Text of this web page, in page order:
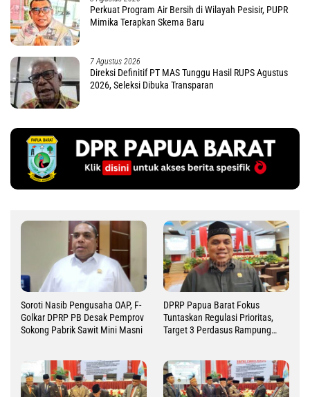
Perkuat Program Air Bersih di Wilayah Pesisir, PUPR
Mimika Terapkan Skema Baru
7 Agustus 2026
Direksi Definitif PT MAS Tunggu Hasil RUPS Agustus
2026, Seleksi Dibuka Transparan
Soroti Nasib Pengusaha OAP, F-
Golkar DPRP PB Desak Pemprov
Sokong Pabrik Sawit Mini Masni
DPRP Papua Barat Fokus
Tuntaskan Regulasi Prioritas,
Target 3 Perdasus Rampung